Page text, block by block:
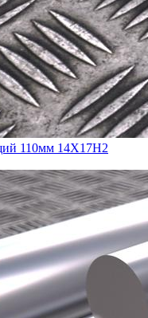
110мм 14Х17Н2